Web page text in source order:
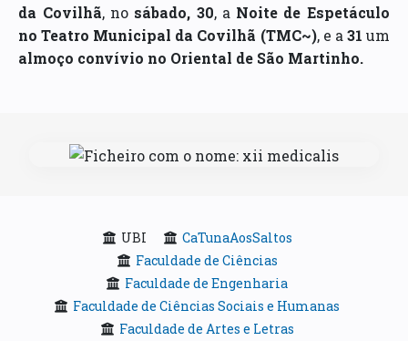
da Covilhã, no sábado, 30, a Noite de Espetáculo
no Teatro Municipal da Covilhã (TMC~), e a 31 um
almoço convívio no Oriental de São Martinho.
UBI
CaTunaAosSaltos
Faculdade de Ciências
Faculdade de Engenharia
Faculdade de Ciências Sociais e Humanas
Faculdade de Artes e Letras